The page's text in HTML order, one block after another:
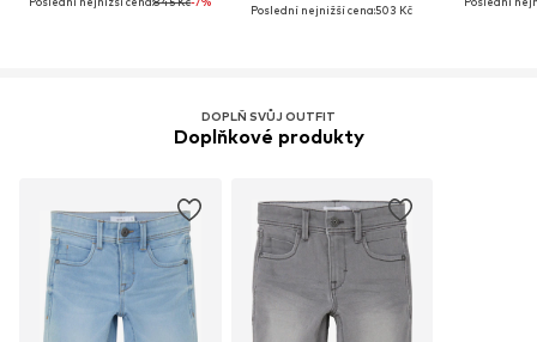
Poslední nejnižší cena:503 Kč
DOPLŇ SVŮJ OUTFIT
Doplňkové produkty